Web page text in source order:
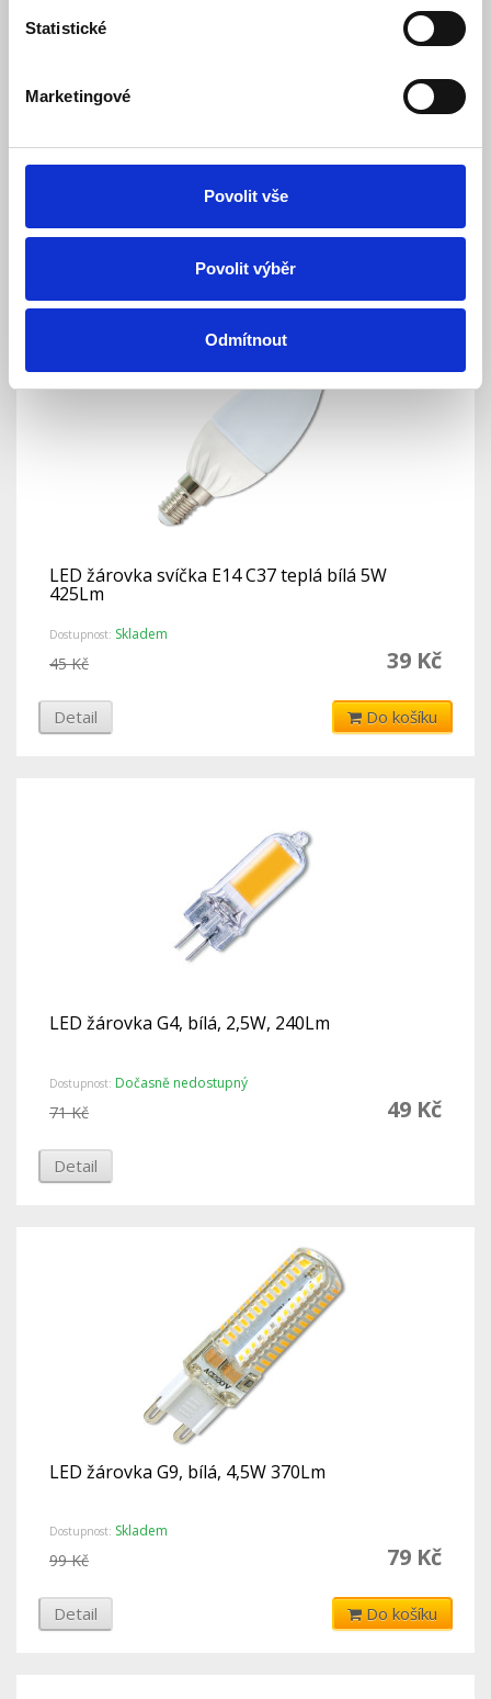
Statistické
Marketingové
Povolit vše
Povolit výběr
Odmítnout
LED žárovka svíčka E14 C37 teplá bílá 5W
425Lm
Dostupnost: Skladem
39 Kč
45 Kč
Detail Do košíku
LED žárovka G4, bílá, 2,5W, 240Lm
Dostupnost: Dočasně nedostupný
49 Kč
71 Kč
Detail
LED žárovka G9, bílá, 4,5W 370Lm
Dostupnost: Skladem
79 Kč
99 Kč
Detail Do košíku